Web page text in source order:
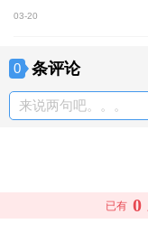
03-20
0 条评论
来说两句吧。。。
已有 0